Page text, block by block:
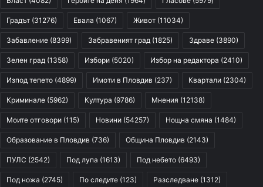
Градът (31276) Евала (1067) Живот (11034)
Забавление (8399) Забравеният град (1825) Здраве (3890)
Зелен град (1358) Избори (5020) Избор на редактора (2410)
Изпод тепето (4899) Имоти в Пловдив (237) Квартали (2304)
Криминале (5962) Култура (9786) Мнения (12138)
Моите отговори (115) Новини (54257) Нощна смяна (1484)
Образование в Пловдив (736) Община Пловдив (2143)
ПУЛС (2542) Под лупа (1613) Под небето (6493)
Под ножа (2745) По следите (123) Разследване (1312)